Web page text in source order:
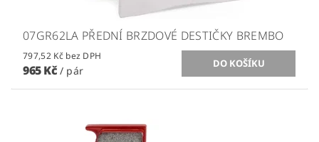
07GR62LA PŘEDNÍ BRZDOVÉ DESTIČKY BREMBO
797,52 Kč bez DPH
965 Kč / pár